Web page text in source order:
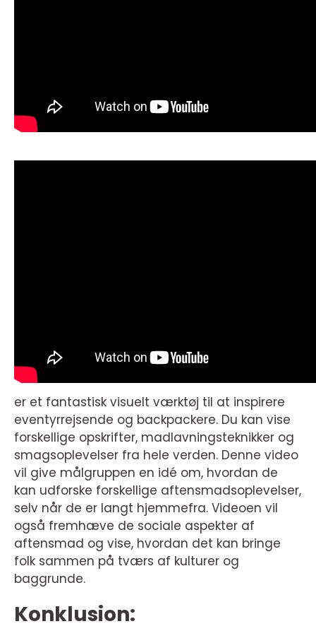
er et fantastisk visuelt værktøj til at inspirere
eventyrrejsende og backpackere. Du kan vise
forskellige opskrifter, madlavningsteknikker og
smagsoplevelser fra hele verden. Denne video
vil give målgruppen en idé om, hvordan de
kan udforske forskellige aftensmadsoplevelser,
selv når de er langt hjemmefra. Videoen vil
også fremhæve de sociale aspekter af
aftensmad og vise, hvordan det kan bringe
folk sammen på tværs af kulturer og
baggrunde.
Konklusion: